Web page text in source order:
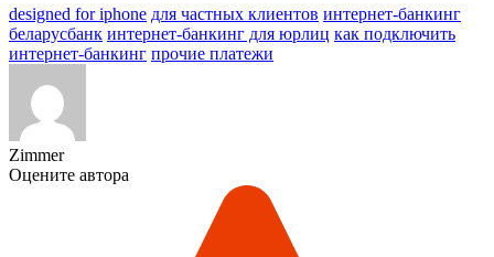
designed for iphone для частных клиентов интернет-банкинг
беларусбанк интернет-банкинг для юрлиц как подключить
интернет-банкинг прочие платежи
Zimmer
Оцените автора